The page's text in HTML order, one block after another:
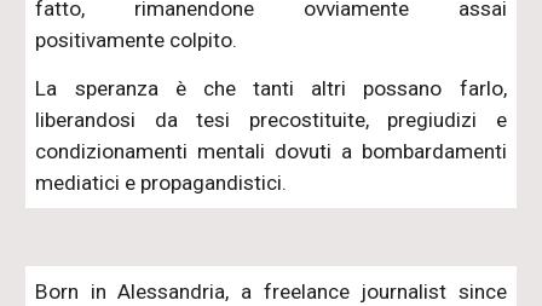
fatto, rimanendone ovviamente assai
positivamente colpito.
La speranza è che tanti altri possano farlo,
liberandosi da tesi precostituite, pregiudizi e
condizionamenti mentali dovuti a bombardamenti
mediatici e propagandistici.
Born in Alessandria, a freelance journalist since